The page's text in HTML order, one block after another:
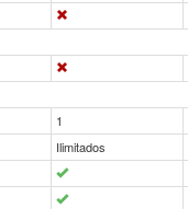
1
Ilimitados